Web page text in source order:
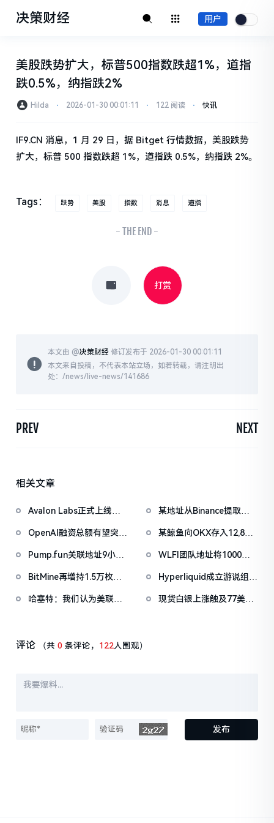
决策财经 用户
美股跌势扩大，标普500指数跌超1%，道指
跌0.5%，纳指跌2%
Hilda ⋅ 2026-01-30 00:01:11 ⋅ 122 阅读 ⋅ 快讯
IF9.CN 消息，1 月 29 日，据 Bitget 行情数据，美股跌势
扩大，标普 500 指数跌超 1%，道指跌 0.5%，纳指跌 2%。
Tags： 跌势 美股 指数 消息 道指
- THE END -
打赏
本文由 @决策财经 修订发布于 2026-01-30 00:01:11
本文来自投稿，不代表本站立场，如若转载，请注明出
处：/news/live-news/141686
PREV NEXT
相关文章
Avalon Labs正式上线
某地址从Binance提取
722万美元
OpenAI融资总额有望突破
某鲸鱼向OKX存入12,840
Pump.fun关联地址9小时
PUMP
WLFI团队地址将1000万
BitMine再增持1.5万枚
Hyperliquid成立游说组织
Center」，将以2800万
哈塞特：我们认为美联储
现货白银上涨触及77美元/
评论 （共0 条评论， 122人围观）
发布